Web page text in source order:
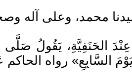
الحَنَفِيَّةِ، يَقُولُ صَلَّى
السَّابِعِ» رواه